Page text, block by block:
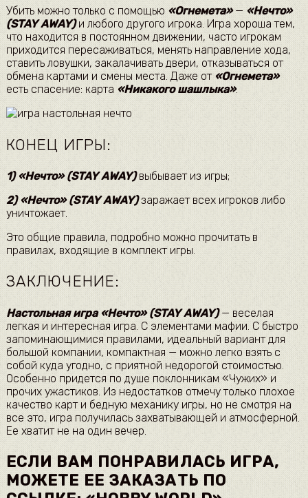
Убить можно только с помощью «Огнемета»— «Нечто»
(STAY AWAY) и любого другого игрока. Игра хороша тем,
что находится в постоянном движении, часто игрокам
приходится пересаживаться, менять направление хода,
ставить ловушки, закалачивать двери, отказываться от
обмена картами и смены места. Даже от «Огнемета»
есть спасение: карта «Никакого шашлыка».
КОНЕЦ ИГРЫ:
1) «Нечто» (STAY AWAY)выбывает из игры;
2) «Нечто» (STAY AWAY) заражает всех игроков либо
уничтожает.
Это общие правила, подробно можно прочитать в
правилах, входящие в комплект игры.
ЗАКЛЮЧЕНИЕ:
Настольная игра «Нечто» (STAY AWAY) — веселая
легкая и интересная игра. С элементами мафии. С быстро
запоминающимися правилами, идеальный вариант для
большой компании, компактная — можно легко взять с
собой куда угодно, с приятной недорогой стоимостью.
Особенно придется по душе поклонникам «Чужих» и
прочих ужастиков. Из недостатков отмечу только плохое
качество карт и бедную механику игры, но не смотря на
все это, игра получилась захватывающей и атмосферной.
Ее хватит не на один вечер.
ЕСЛИ ВАМ ПОНРАВИЛАСЬ ИГРА,
МОЖЕТЕ ЕЕ ЗАКАЗАТЬ ПО